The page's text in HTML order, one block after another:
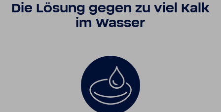
Die Lösung gegen zu viel Kalk
im Wasser